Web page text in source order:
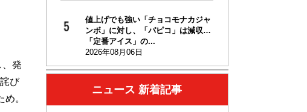
発
び
。
値上げでも強い「チョコモナカジャ
ンボ」に対し、「パピコ」は減収…
「定番アイス」の...
2026年08月06日
ニュース 新着記事